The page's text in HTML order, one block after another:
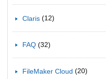
Claris (12)
FAQ (32)
FileMaker Cloud (20)